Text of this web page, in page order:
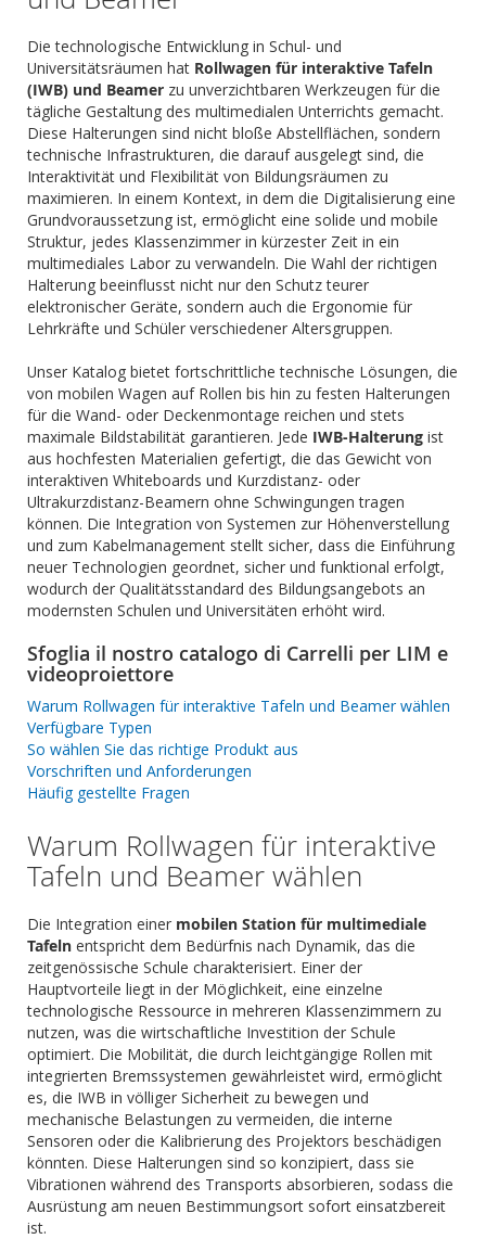
Die technologische Entwicklung in Schul- und
Universitätsräumen hat Rollwagen für interaktive Tafeln
(IWB) und Beamer zu unverzichtbaren Werkzeugen für die
tägliche Gestaltung des multimedialen Unterrichts gemacht.
Diese Halterungen sind nicht bloße Abstellflächen, sondern
technische Infrastrukturen, die darauf ausgelegt sind, die
Interaktivität und Flexibilität von Bildungsräumen zu
maximieren. In einem Kontext, in dem die Digitalisierung eine
Grundvoraussetzung ist, ermöglicht eine solide und mobile
Struktur, jedes Klassenzimmer in kürzester Zeit in ein
multimediales Labor zu verwandeln. Die Wahl der richtigen
Halterung beeinflusst nicht nur den Schutz teurer
elektronischer Geräte, sondern auch die Ergonomie für
Lehrkräfte und Schüler verschiedener Altersgruppen.
Unser Katalog bietet fortschrittliche technische Lösungen, die
von mobilen Wagen auf Rollen bis hin zu festen Halterungen
für die Wand- oder Deckenmontage reichen und stets
maximale Bildstabilität garantieren. Jede IWB-Halterung ist
aus hochfesten Materialien gefertigt, die das Gewicht von
interaktiven Whiteboards und Kurzdistanz- oder
Ultrakurzdistanz-Beamern ohne Schwingungen tragen
können. Die Integration von Systemen zur Höhenverstellung
und zum Kabelmanagement stellt sicher, dass die Einführung
neuer Technologien geordnet, sicher und funktional erfolgt,
wodurch der Qualitätsstandard des Bildungsangebots an
modernsten Schulen und Universitäten erhöht wird.
Sfoglia il nostro catalogo di Carrelli per LIM e
videoproiettore
Warum Rollwagen für interaktive Tafeln und Beamer wählen
Verfügbare Typen
So wählen Sie das richtige Produkt aus
Vorschriften und Anforderungen
Häufig gestellte Fragen
Warum Rollwagen für interaktive
Tafeln und Beamer wählen
Die Integration einer mobilen Station für multimediale
Tafeln entspricht dem Bedürfnis nach Dynamik, das die
zeitgenössische Schule charakterisiert. Einer der
Hauptvorteile liegt in der Möglichkeit, eine einzelne
technologische Ressource in mehreren Klassenzimmern zu
nutzen, was die wirtschaftliche Investition der Schule
optimiert. Die Mobilität, die durch leichtgängige Rollen mit
integrierten Bremssystemen gewährleistet wird, ermöglicht
es, die IWB in völliger Sicherheit zu bewegen und
mechanische Belastungen zu vermeiden, die interne
Sensoren oder die Kalibrierung des Projektors beschädigen
könnten. Diese Halterungen sind so konzipiert, dass sie
Vibrationen während des Transports absorbieren, sodass die
Ausrüstung am neuen Bestimmungsort sofort einsatzbereit
ist.